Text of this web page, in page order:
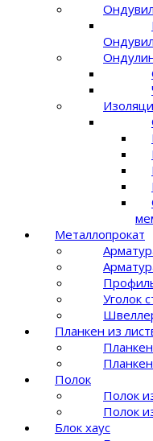
Металлопрокат
Уголок
Планкен из
Полок
Полок
Полок
Блок хаус